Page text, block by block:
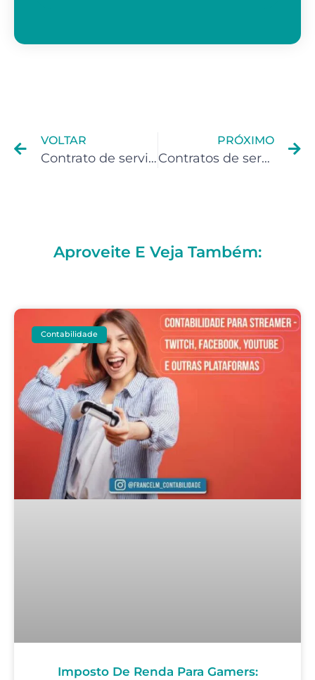
VOLTAR
Contrato de serviços para Camgirls
PRÓXIMO
Contratos de serviços para Freelancers da Upwork
Aproveite E Veja Também:
Contabilidade
Imposto De Renda Para Gamers: